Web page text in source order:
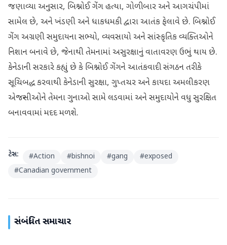
જણાવ્યા અનુસાર, બિશ્નોઈ ગેંગ હત્યા, ગોળીબાર અને આગચંપીમાં
સામેલ છે, અને ખંડણી અને ધાકધમકી દ્વારા આતંક ફેલાવે છે. બિશ્નોઈ
ગેંગ અગ્રણી સમુદાયના સભ્યો, વ્યવસાયો અને સાંસ્કૃતિક વ્યક્તિઓને
નિશાન બનાવે છે, જેનાથી તેમનામાં અસુરક્ષાનું વાતાવરણ ઉભું થાય છે.
કેનેડાની સરકારે કહ્યું છે કે બિશ્નોઈ ગેંગને આતંકવાદી સંગઠન તરીકે
સૂચિબદ્ધ કરવાથી કેનેડાની સુરક્ષા, ગુપ્તચર અને કાયદા અમલીકરણ
એજન્સીઓને તેમના ગુનાઓ સામે લડવામાં અને સમુદાયોને વધુ સુરક્ષિત
બનાવવામાં મદદ મળશે.
ટેગ્સ: #Action #bishnoi #gang #exposed
#Canadian government
સંબંધિત સમાચાર